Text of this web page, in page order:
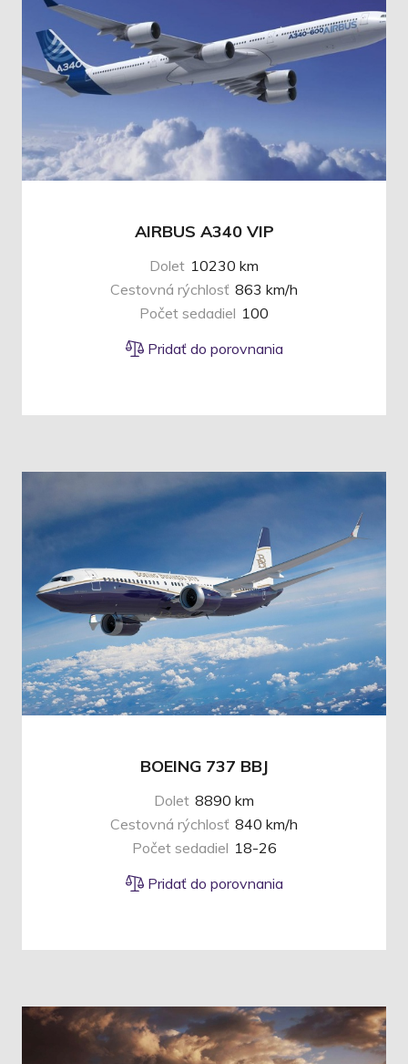
AIRBUS A340 VIP
Dolet 10230 km
Cestovná rýchlosť 863 km/h
Počet sedadiel 100
Pridať do porovnania
BOEING 737 BBJ
Dolet 8890 km
Cestovná rýchlosť 840 km/h
Počet sedadiel 18-26
Pridať do porovnania